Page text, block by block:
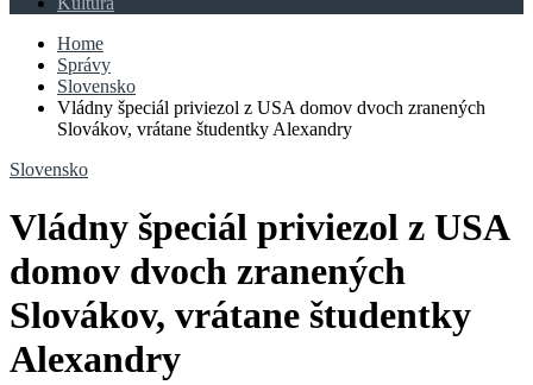
Home
Správy
Slovensko
Vládny špeciál priviezol z USA domov dvoch zranených
Slovákov, vrátane študentky Alexandry
Slovensko
Vládny špeciál priviezol z USA
domov dvoch zranených
Slovákov, vrátane študentky
Alexandry